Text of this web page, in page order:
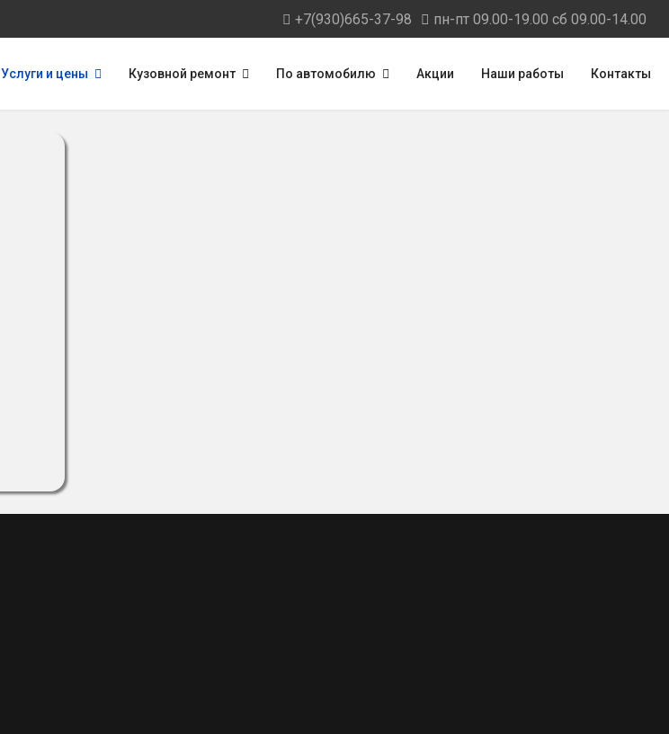
+7(930)665-37-98 пн-пт 09.00-19.00 сб 09.00-14.00
Услуги и цены Кузовной ремонт По автомобилю Акции Наши работы Контакты